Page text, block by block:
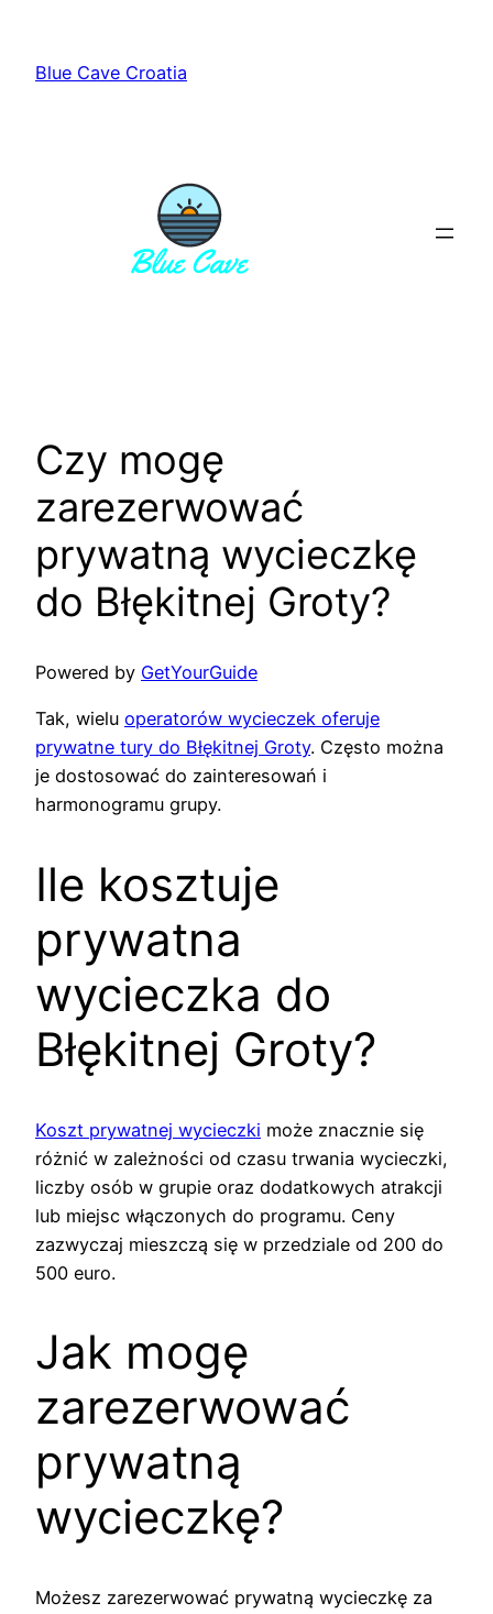
treściBlue Cave Croatia
Czy mogę
zarezerwować
prywatną wycieczkę
do Błękitnej Groty?
Powered by GetYourGuide
Tak, wielu operatorów wycieczek oferuje
prywatne tury do Błękitnej Groty. Często można
je dostosować do zainteresowań i
harmonogramu grupy.
Ile kosztuje
prywatna
wycieczka do
Błękitnej Groty?
Koszt prywatnej wycieczki może znacznie się
różnić w zależności od czasu trwania wycieczki,
liczby osób w grupie oraz dodatkowych atrakcji
lub miejsc włączonych do programu. Ceny
zazwyczaj mieszczą się w przedziale od 200 do
500 euro.
Jak mogę
zarezerwować
prywatną
wycieczkę?
Możesz zarezerwować prywatną wycieczkę za